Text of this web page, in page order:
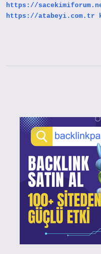
https://
https://atabeyi.com.tr